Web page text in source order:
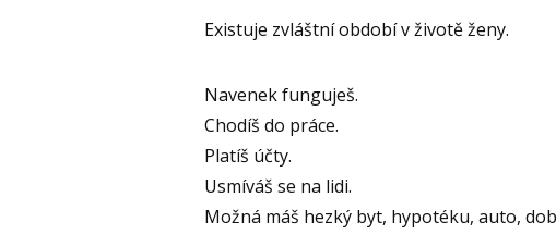
Existuje zvláštní období v životě ženy.
Navenek funguješ.
Chodíš do práce.
Platíš účty.
Usmíváš se na lidi.
Možná máš hezký byt, hypotéku, auto,